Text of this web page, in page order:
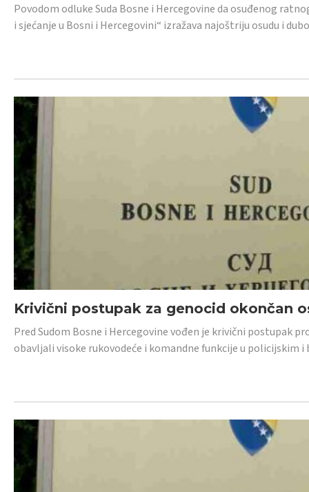
Povodom odluke Suda Bosne i Hercegovine da osuđenog
i sjećanje u Bosni i Hercegovini“ izražava najoštriju osudu i
Krivični postupak za genocid okončan
Pred Sudom Bosne i Hercegovine vođen je krivični postupak
obavljali visoke rukovodeće i komandne funkcije u policijskim